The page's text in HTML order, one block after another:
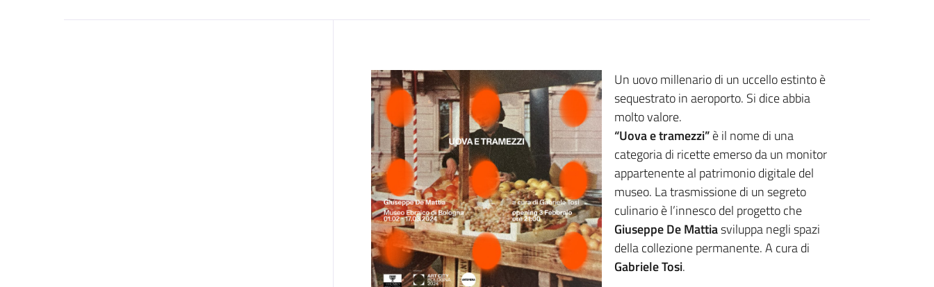
Introduzione
Un uovo millenario di un uccello estinto è
sequestrato in aeroporto. Si dice abbia
molto valore.
“Uova e tramezzi”è il nome di una
categoria di ricette emerso da un monitor
appartenente al patrimonio digitale del
museo. La trasmissione di un segreto
culinario è l’innesco del progetto che
Giuseppe De Mattiasviluppa negli spazi
della collezione permanente. A cura di
Gabriele Tosi.